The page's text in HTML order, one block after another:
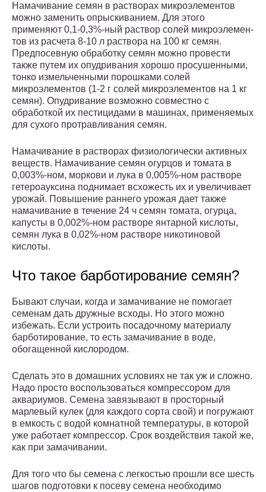
Намачивание семян в растворах микроэлементов
можно заменить опры­скиванием. Для этого
применяют 0,1-0,3%-ный раствор солей микроэлемен­
тов из расчета 8-10 л раствора на 100 кг семян.
Предпосевную обработку семян можно провести
также путем их опудривания хорошо просушенными,
тонко измельченными порошками солей
микроэлементов (1-2 г солей микро­элементов на 1 кг
семян). Опудривание возможно совместно с
обработкой их пестицидами в машинах, применяемых
для сухого протравливания семян.
Намачивание в растворах физиологически активных
веществ. Намачи­вание семян огурцов и томата в
0,003%-ном, моркови и лука в 0,005%-ном растворе
гетероауксина поднимает всхожесть их и увеличивает
урожай. По­вышение раннего урожая дает также
намачивание в течение 24 ч семян тома­та, огурца,
капусты в 0,002%-ном растворе янтарной кислоты,
семян лука в 0,02%-ном растворе никотиновой
кислоты.
Что такое барботирование семян?
Бывают случаи, когда и замачивание не помогает
семенам дать дружные всходы. Но этого можно
избежать. Если устроить посадочному материалу
барботирование, то есть замачивание в воде,
обогащенной кислородом.
Сделать это в домашних условиях не так уж и сложно.
Надо просто воспользоваться компрессором для
аквариумов. Семена завязывают в просторный
марлевый кулек (для каждого сорта свой) и погружают
в емкость с водой комнатной температуры, в которой
уже работает компрессор. Срок воздействия такой же,
как при замачивании.
Для того что бы семена с легкостью прошли все шесть
шагов подготовки к посеву семена необходимо